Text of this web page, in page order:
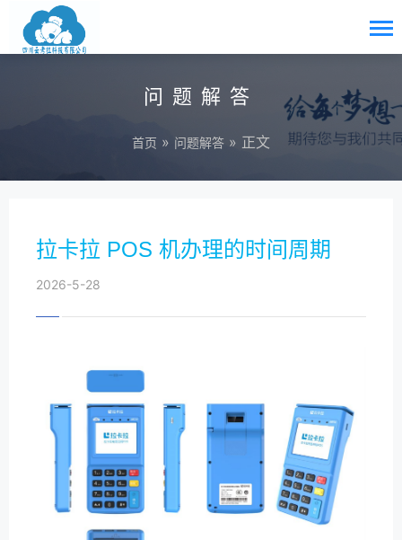
问题解答
首页 » 问题解答 » 正文
拉卡拉 POS 机办理的时间周期
2026-5-28